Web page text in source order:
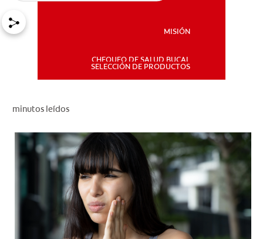
PARA PROFESIONALES
DÓNDE COMPRAR
MISIÓN
CHEQUEO DE SALUD BUCAL
SELECCIÓN DE PRODUCTOS
minutos leídos